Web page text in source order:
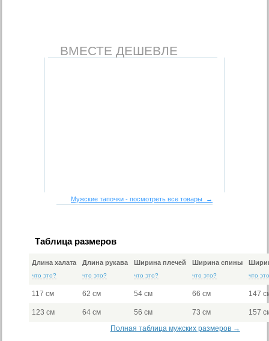
ВМЕСТЕ ДЕШЕВЛЕ
Мужские тапочки - посмотреть все товары →
Таблица размеров
Длина халата
что это?
Длина рукава
что это?
Ширина плечей
что это?
Ширина спины
что это? что
117 см 62 см 54 см 66 см 147
123 см 64 см 56 см 73 см
157
Полная таблица мужских размеров →